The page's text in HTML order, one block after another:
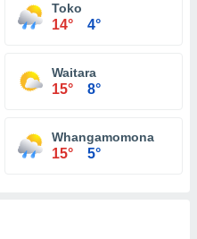
Toko
14° 4°
Waitara
15° 8°
Whangamomona
15° 5°